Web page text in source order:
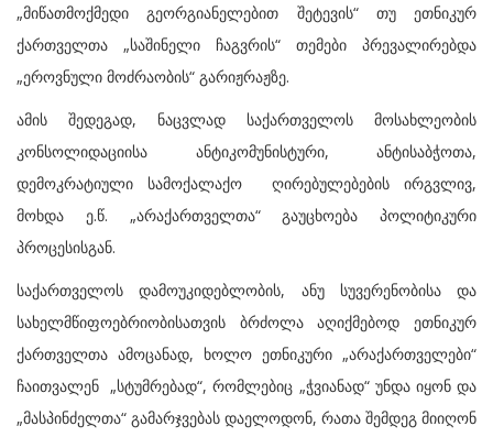
„მიწათმოქმედი გეორგიანელებით შეტევის“ თუ ეთნიკურ
ქართველთა „საშინელი ჩაგვრის“ თემები პრევალირებდა
„ეროვნული მოძრაობის“ გარიჟრაჟზე.
ამის შედეგად, ნაცვლად საქართველოს მოსახლეობის
კონსოლიდაციისა ანტიკომუნისტური, ანტისაბჭოთა,
დემოკრატიული სამოქალაქო ღირებულებების ირგვლივ,
მოხდა ე.წ. „არაქართველთა“ გაუცხოება პოლიტიკური
პროცესისგან.
საქართველოს დამოუკიდებლობის, ანუ სუვერენობისა და
სახელმწიფოებრიობისათვის ბრძოლა აღიქმებოდ ეთნიკურ
ქართველთა ამოცანად, ხოლო ეთნიკური „არაქართველები“
ჩაითვალენ „სტუმრებად“, რომლებიც „ჭვიანად“ უნდა იყონ და
„მასპინძელთა“ გამარჯვებას დაელოდონ, რათა შემდეგ მიიღონ